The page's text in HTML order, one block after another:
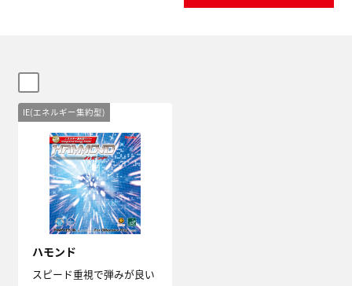
IE(エネルギー集約型)
ハモンド
スピード重視で弾みが良い